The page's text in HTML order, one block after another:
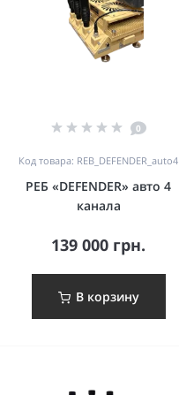
0
Код товара: REB_DEFENDER_auto4
РЕБ «DEFENDER» авто 4
канала
139 000 грн.
В корзину